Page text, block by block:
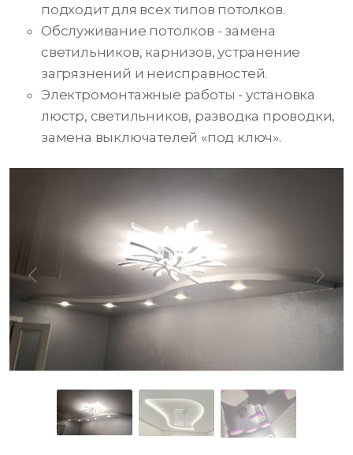
подходит для всех типов потолков.
Обслуживание потолков - замена
светильников, карнизов, устранение
загрязнений и неисправностей.
Электромонтажные работы - установка
люстр, светильников, разводка проводки,
замена выключателей «под ключ».